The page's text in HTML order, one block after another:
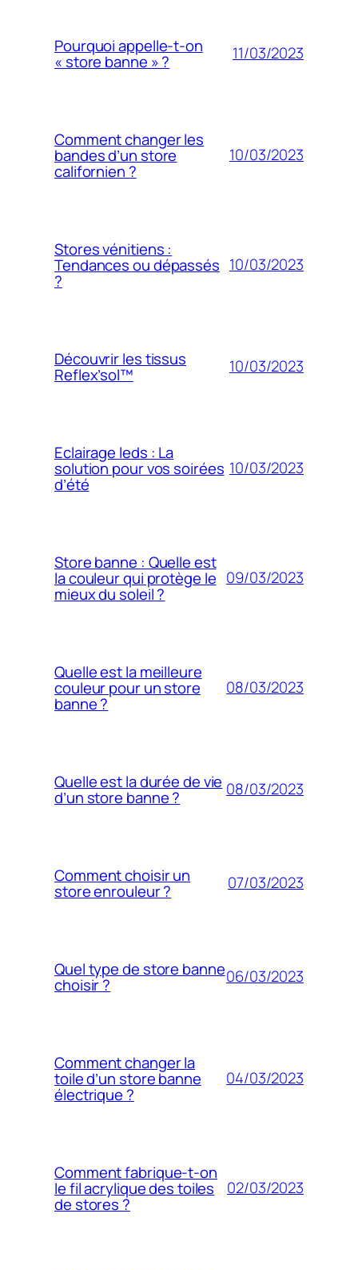
Pourquoi appelle-t-on
« store banne » ? 11/03/2023
Comment changer les
bandes d’un store
californien ?
10/03/2023
Stores vénitiens :
Tendances ou dépassés
?
10/03/2023
Découvrir les tissus
Reflex’sol™ 10/03/2023
Eclairage leds : La
solution pour vos soirées
d’été
10/03/2023
Store banne : Quelle est
la couleur qui protège le
mieux du soleil ?
09/03/2023
Quelle est la meilleure
couleur pour un store
banne ?
08/03/2023
Quelle est la durée de vie
d’un store banne ? 08/03/2023
Comment choisir un
store enrouleur ? 07/03/2023
Quel type de store banne
choisir ? 06/03/2023
Comment changer la
toile d’un store banne
électrique ?
04/03/2023
Comment fabrique-t-on
le fil acrylique des toiles
de stores ?
02/03/2023